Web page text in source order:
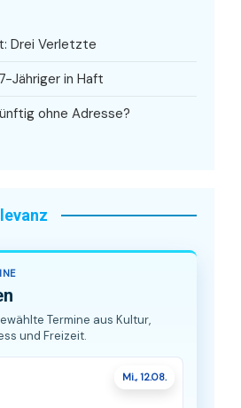
Drei Verletzte
Jähriger in Haft
ohne Adresse?
Termine aus Kultur,
und Freizeit.
Mi., 12.08.